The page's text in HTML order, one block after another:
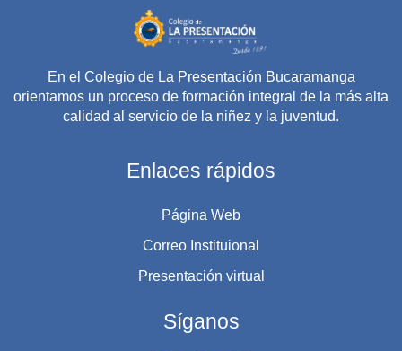
En el Colegio de La Presentación Bucaramanga
orientamos un proceso de formación integral de la más alta
calidad al servicio de la niñez y la juventud.
Enlaces rápidos
Página Web
Correo Instituional
Presentación virtual
Síganos